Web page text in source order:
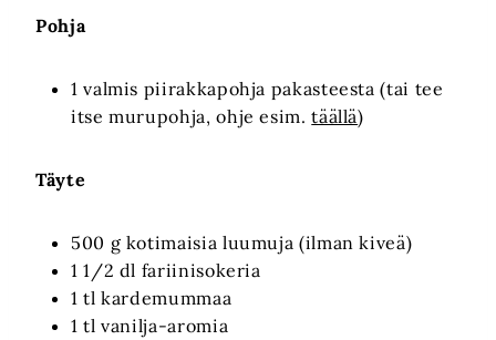
Pohja
1 valmis piirakkapohja pakasteesta (tai tee
itse murupohja, ohje esim.täällä)
Täyte
500 g kotimaisia luumuja (ilman kiveä)
1 1/2 dl fariinisokeria
1 tl kardemummaa
1 tl vanilja-aromia